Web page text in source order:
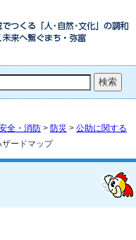
全・消防 > 防災 > 公助に関する
ードマップ